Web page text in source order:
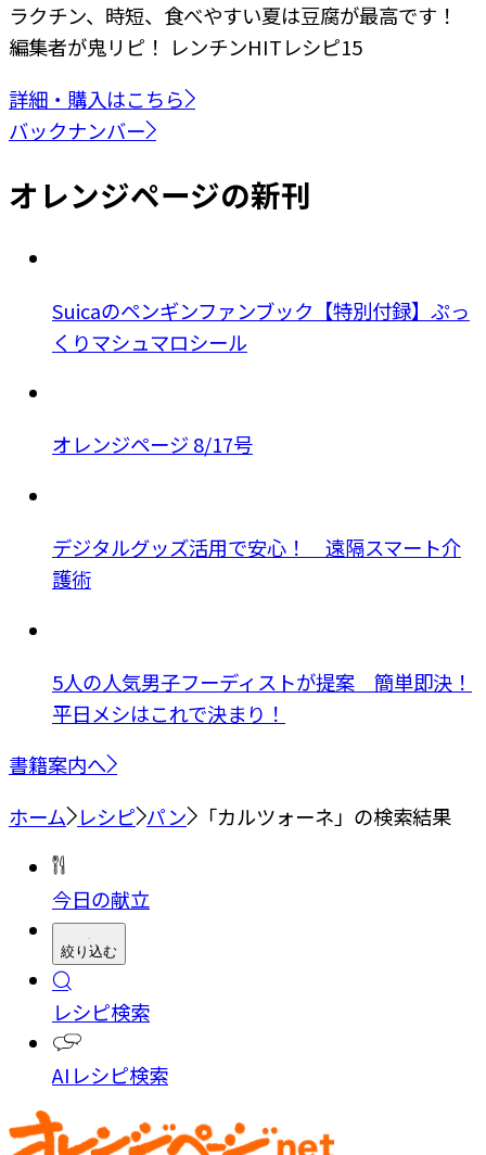
ラクチン、時短、食べやすい夏は豆腐が最高です！
編集者が鬼リピ！ レンチンHITレシピ15
詳細・購入はこちら
バックナンバー
オレンジページの新刊
Suicaのペンギンファンブック【特別付録】ぷっ
くりマシュマロシール
オレンジページ 8/17号
デジタルグッズ活用で安心！ 遠隔スマート介
護術
5人の人気男子フーディストが提案 簡単即決！
平日メシはこれで決まり！
書籍案内へ
ホーム レシピ パン 「カルツォーネ」の検索結果
今日の献立
絞り込む
レシピ検索
AIレシピ検索